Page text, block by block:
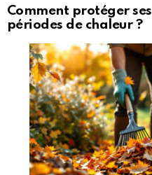
Comment protéger
périodes de chaleur ?